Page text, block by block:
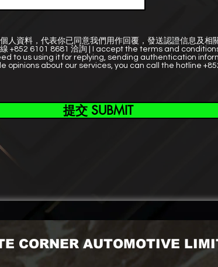
人資料，代表你已同意我們用作回覆，發送認證信息及相
+852 6101 8681 洽詢 | I accept the terms and
to us using it for replying, sending authentication
opinions about our services, you can call the hotline
提交 SUBMIT
CORNER AUTOMOTIVE